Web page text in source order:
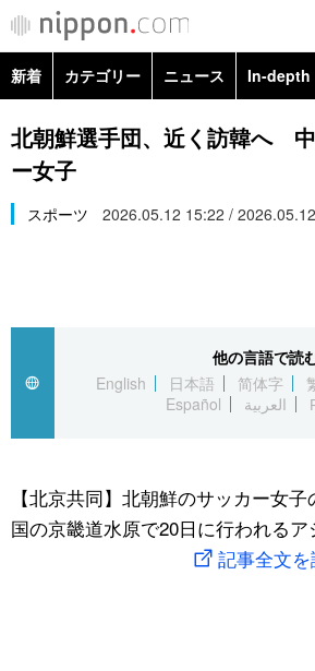
カテゴリー
経済・ビジネス
国際
文化
トップ
アーカイブ
In-depth
Japan Data
動画/Live
新着 カテゴリー ニュース In-depth
政治・外交
経済・ビジネス
スポーツ・東京2020
北朝鮮選手団、近く訪韓へ
ー女子
スポーツ 2026.05.12 15:22 /
他の言語で読
English
日本語 简体字
Español
العربية
【北京共同】北朝鮮のサッカー女
国の京畿道水原で20日に行われる
記事全文を